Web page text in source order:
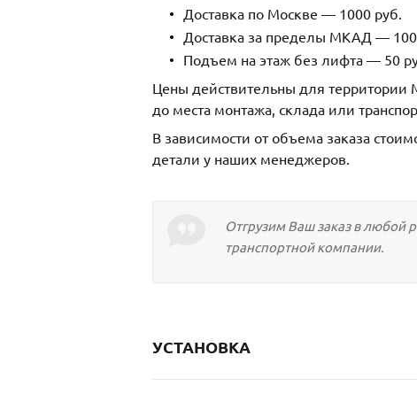
Доставка по Москве — 1000 руб.
Доставка за пределы МКАД —
Подъем на этаж без лифта — 50
Цены действительны для территории
до места монтажа, склада или
В зависимости от объема заказа
детали у наших менеджеров.
Отгрузим Ваш заказ в любой
транспортной компании.
УСТАНОВКА